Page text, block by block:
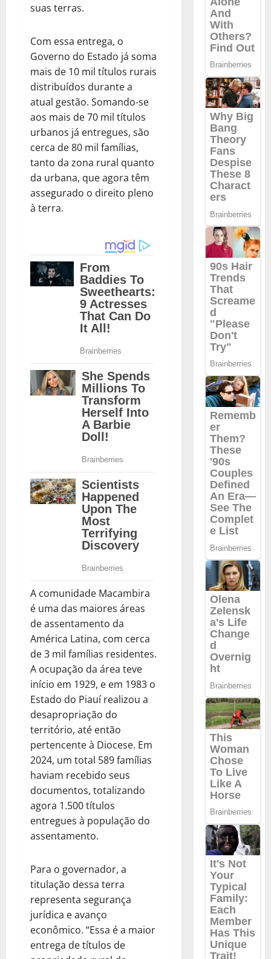
suas terras.
Com essa entrega, o
Governo do Estado já soma
mais de 10 mil títulos rurais
distribuídos durante a
atual gestão. Somando-se
aos mais de 70 mil títulos
urbanos já entregues, são
cerca de 80 mil famílias,
tanto da zona rural quanto
da urbana, que agora têm
assegurado o direito pleno
à terra.
A comunidade Macambira
é uma das maiores áreas
de assentamento da
América Latina, com cerca
de 3 mil famílias residentes.
A ocupação da área teve
início em 1929, e em 1983 o
Estado do Piauí realizou a
desapropriação do
território, até então
pertencente à Diocese. Em
2024, um total 589 famílias
haviam recebido seus
documentos, totalizando
agora 1.500 títulos
entregues à população do
assentamento.
Para o governador, a
titulação dessa terra
representa segurança
jurídica e avanço
econômico. “Essa é a maior
entrega de títulos de